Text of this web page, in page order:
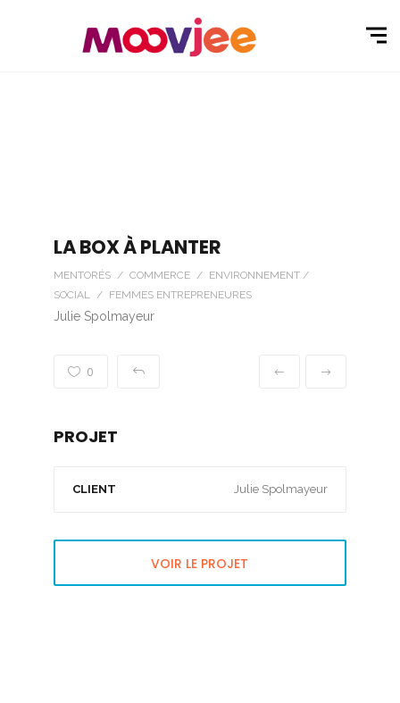
LA BOX À PLANTER
MENTORÉS / COMMERCE / ENVIRONNEMENT /
SOCIAL / FEMMES ENTREPRENEURES
Julie Spolmayeur
0
PROJET
CLIENT Julie Spolmayeur
VOIR LE PROJET